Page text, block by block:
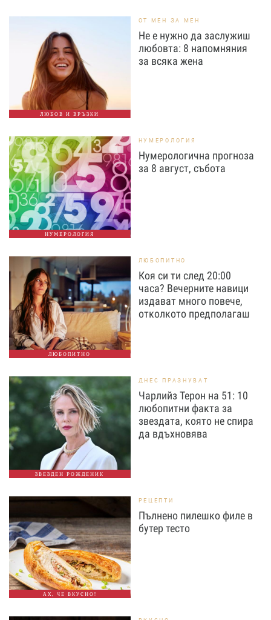
ЛЮБОВ И ВРЪЗКИ
ОТ МЕН ЗА МЕН
Не е нужно да заслужиш
любовта: 8 напомняния
за всяка жена
НУМЕРОЛОГИЯ
НУМЕРОЛОГИЯ
Нумерологична прогноза
за 8 август, събота
ЛЮБОПИТНО
ЛЮБОПИТНО
Коя си ти след 20:00
часа? Вечерните навици
издават много повече,
отколкото предполагаш
ЗВЕЗДЕН РОЖДЕНИК
ДНЕС ПРАЗНУВАТ
Чарлийз Терон на 51: 10
любопитни факта за
звездата, която не спира
да вдъхновява
АХ, ЧЕ ВКУСНО!
РЕЦЕПТИ
Пълнено пилешко филе в
бутер тесто